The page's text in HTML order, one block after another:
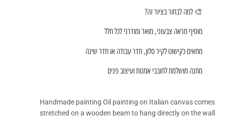
🎨 למה לבחור בציור זה?
מוסיף מראה צבעוני, מואר ומודרני לכל חלל
מתאים כקישוט לקיר סלון, חדר עבודה או חדר שינה
מתנה מושלמת לחובבי אמנות ועיצוב פנים
Handmade painting Oil painting on Italian canvas comes
stretched on a wooden beam to hang directly on the wall